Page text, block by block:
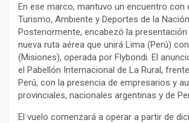
En ese marco, mantuvo un encuentro con
Turismo, Ambiente y Deportes de la
Posteriormente, encabezó la
nueva ruta aérea que unirá Lima (Perú)
(Misiones), operada por Flybondi. El
el Pabellón Internacional de La Rural,
Perú, con la presencia de empresarios y
provinciales, nacionales argentinas y de
El vuelo comenzará a operar a partir de